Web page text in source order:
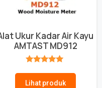
Ukur Kadar Air Kayu
AMTAST MD912
Lihat produk